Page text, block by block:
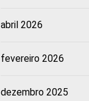
abril 2026
fevereiro 2026
dezembro 2025